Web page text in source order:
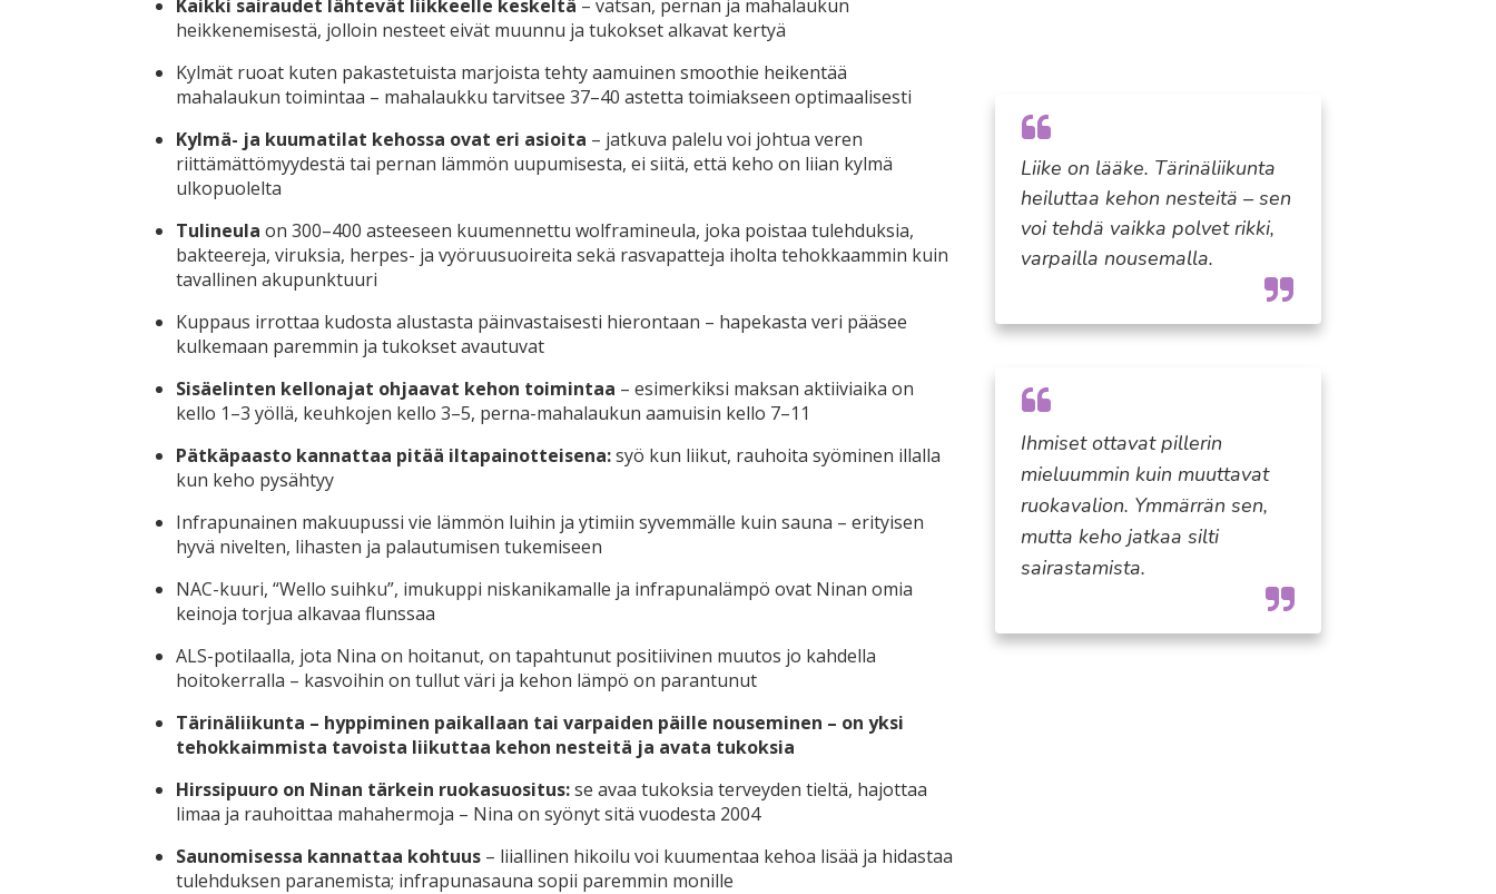
Kaikki sairaudet lähtevät liikkeelle keskeltä – vatsan, pernan ja mahalaukun
heikkenemisestä, jolloin nesteet eivät muunnu ja tukokset alkavat kertyä
Kylmät ruoat kuten pakastetuista marjoista tehty aamuinen smoothie heikentää
mahalaukun toimintaa – mahalaukku tarvitsee 37–40 astetta toimiakseen optimaalisesti
Kylmä- ja kuumatilat kehossa ovat eri asioita – jatkuva palelu voi johtua veren
riittämättömyydestä tai pernan lämmön uupumisesta, ei siitä, että keho on liian kylmä
ulkopuolelta
Tulineula on 300–400 asteeseen kuumennettu wolframineula, joka poistaa tulehduksia,
bakteereja, viruksia, herpes- ja vyöruusuoireita sekä rasvapatteja iholta tehokkaammin kuin
tavallinen akupunktuuri
Kuppaus irrottaa kudosta alustasta päinvastaisesti hierontaan – hapekasta veri pääsee
kulkemaan paremmin ja tukokset avautuvat
Sisäelinten kellonajat ohjaavat kehon toimintaa – esimerkiksi maksan aktiiviaika on
kello 1–3 yöllä, keuhkojen kello 3–5, perna-mahalaukun aamuisin kello 7–11
Pätkäpaasto kannattaa pitää iltapainotteisena:syö kun liikut, rauhoita syöminen illalla
kun keho pysähtyy
Infrapunainen makuupussi vie lämmön luihin ja ytimiin syvemmälle kuin sauna – erityisen
hyvä nivelten, lihasten ja palautumisen tukemiseen
NAC-kuuri, “Wello suihku”, imukuppi niskanikamalle ja infrapunalämpö ovat Ninan omia
keinoja torjua alkavaa flunssaa
ALS-potilaalla, jota Nina on hoitanut, on tapahtunut positiivinen muutos jo kahdella
hoitokerralla – kasvoihin on tullut väri ja kehon lämpö on parantunut
Tärinäliikunta – hyppiminen paikallaan tai varpaiden päille nouseminen – on yksi
tehokkaimmista tavoista liikuttaa kehon nesteitä ja avata tukoksia
Hirssipuuro on Ninan tärkein ruokasuositus:se avaa tukoksia terveyden tieltä, hajottaa
limaa ja rauhoittaa mahahermoja – Nina on syönyt sitä vuodesta 2004
Saunomisessa kannattaa kohtuus – liiallinen hikoilu voi kuumentaa kehoa lisää ja hidastaa
tulehduksen paranemista; infrapunasauna sopii paremmin monille
Liike on lääke. Tärinäliikunta
heiluttaa kehon nesteitä – sen
voi tehdä vaikka polvet rikki,
varpailla nousemalla.
Ihmiset ottavat pillerin
mieluummin kuin muuttavat
ruokavalion. Ymmärrän sen,
mutta keho jatkaa silti
sairastamista.